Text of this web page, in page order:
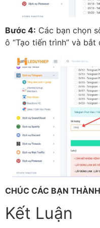
Bước 4: Các bạn chọn
ô “Tạo tiến trình” và
CHÚC CÁC BẠN
Kết Luận